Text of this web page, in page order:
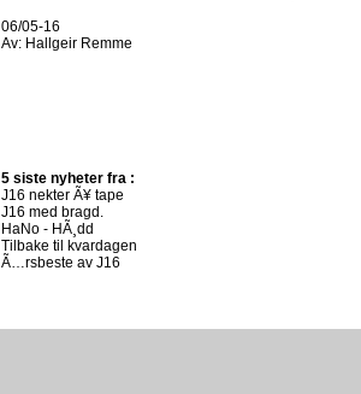
06/05-16
Av: Hallgeir Remme
5 siste nyheter fra :
J16 nekter Ã¥ tape
J16 med bragd.
HaNo - HÃ¸dd
Tilbake til kvardagen
Ã…rsbeste av J16